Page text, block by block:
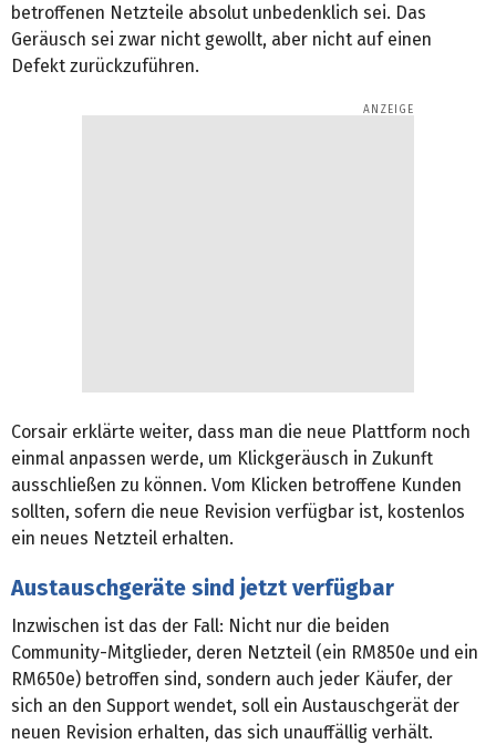
betroffenen Netzteile absolut unbedenklich sei. Das
Geräusch sei zwar nicht gewollt, aber nicht auf einen
Defekt zurückzuführen.
Corsair erklärte weiter, dass man die neue Plattform noch
einmal anpassen werde, um Klickgeräusch in Zukunft
ausschließen zu können. Vom Klicken betroffene Kunden
sollten, sofern die neue Revision verfügbar ist, kostenlos
ein neues Netzteil erhalten.
Austauschgeräte sind jetzt verfügbar
Inzwischen ist das der Fall: Nicht nur die beiden
Community-Mitglieder, deren Netzteil (ein RM850e und ein
RM650e) betroffen sind, sondern auch jeder Käufer, der
sich an den Support wendet, soll ein Austauschgerät der
neuen Revision erhalten, das sich unauffällig verhält.